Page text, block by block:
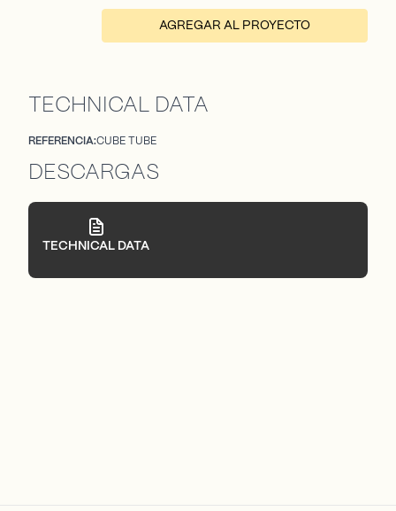
AGREGAR AL PROYECTO
TECHNICAL DATA
REFERENCIA:CUBE TUBE
DESCARGAS
TECHNICAL DATA